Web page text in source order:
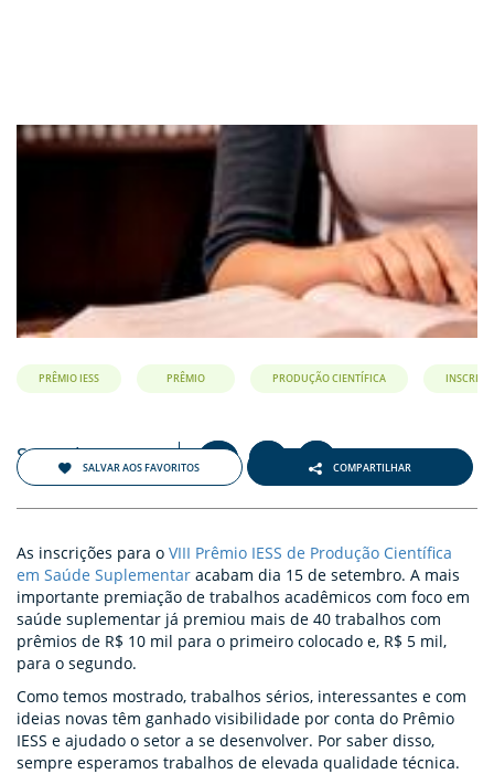
PRÊMIO IESS PRÊMIO PRODUÇÃO CIENTÍFICA
Setembro 2018
SALVAR AOS FAVORITOS COMPARTILHAR
As inscrições para o VIII Prêmio IESS de Produção Científica
em Saúde Suplementar acabam dia 15 de setembro. A mais
importante premiação de trabalhos acadêmicos com foco em
saúde suplementar já premiou mais de 40 trabalhos com
prêmios de R$ 10 mil para o primeiro colocado e, R$ 5 mil,
para o segundo.
Como temos mostrado, trabalhos sérios, interessantes e com
ideias novas têm ganhado visibilidade por conta do Prêmio
IESS e ajudado o setor a se desenvolver. Por saber disso,
sempre esperamos trabalhos de elevada qualidade técnica.